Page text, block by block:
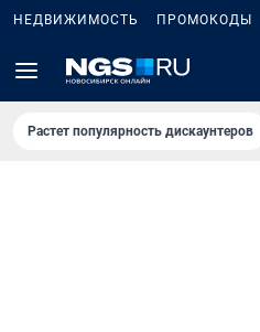
НЕДВИЖИМОСТЬ ПРОМОКОДЫ
Растет популярность дискаунтеров